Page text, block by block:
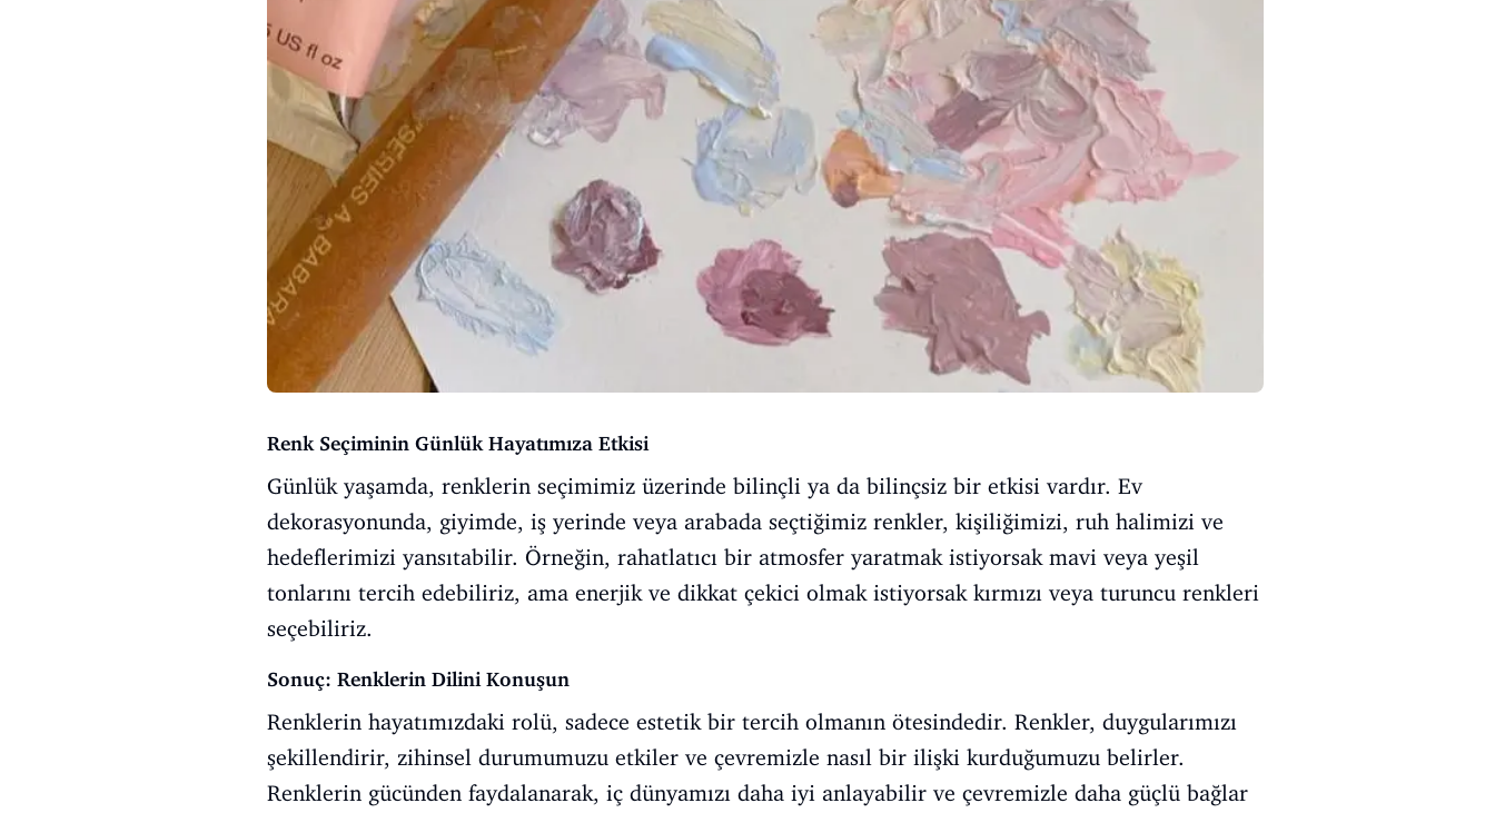
Renk Seçiminin Günlük Hayatımıza Etkisi
Günlük yaşamda, renklerin seçimimiz üzerinde bilinçli ya da bilinçsiz bir etkisi vardır. Ev
dekorasyonunda, giyimde, iş yerinde veya arabada seçtiğimiz renkler, kişiliğimizi, ruh halimizi ve
hedeflerimizi yansıtabilir. Örneğin, rahatlatıcı bir atmosfer yaratmak istiyorsak mavi veya yeşil
tonlarını tercih edebiliriz, ama enerjik ve dikkat çekici olmak istiyorsak kırmızı veya turuncu renkleri
seçebiliriz.
Sonuç: Renklerin Dilini Konuşun
Renklerin hayatımızdaki rolü, sadece estetik bir tercih olmanın ötesindedir. Renkler, duygularımızı
şekillendirir, zihinsel durumumuzu etkiler ve çevremizle nasıl bir ilişki kurduğumuzu belirler.
Renklerin gücünden faydalanarak, iç dünyamızı daha iyi anlayabilir ve çevremizle daha güçlü bağlar